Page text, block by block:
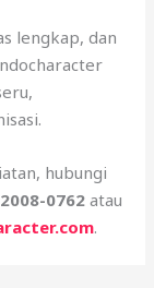
lengkap, dan
hubungi
0762 atau
.